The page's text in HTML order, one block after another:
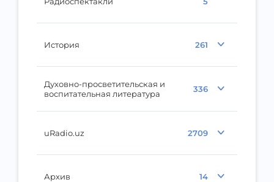
История 261
Духовно-просветительская и
воспитательная литература
336
uRadio.uz 2709
Архив 14